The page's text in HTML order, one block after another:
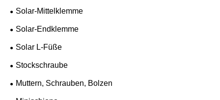
Solar-Mittelklemme
Solar-Endklemme
Solar L-Füße
Stockschraube
Muttern, Schrauben, Bolzen